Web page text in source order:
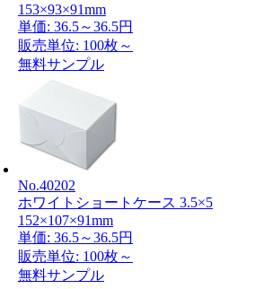
153×93×91mm
単価: 36.5～36.5円
販売単位: 100枚～
無料サンプル
No.40202
ホワイトショートケース 3.5×5
152×107×91mm
単価: 36.5～36.5円
販売単位: 100枚～
無料サンプル